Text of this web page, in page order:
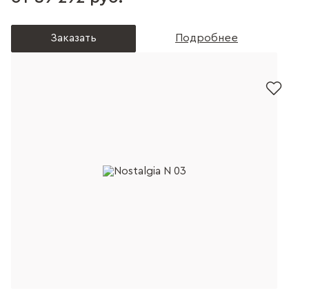
Заказать Подробнее